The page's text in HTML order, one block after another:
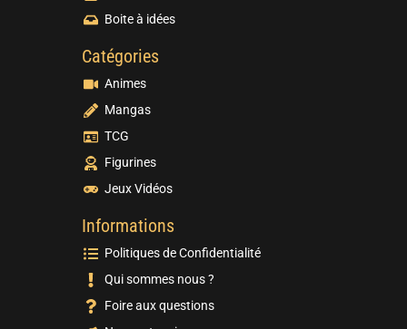
Boite à idées
Catégories
Animes
Mangas
TCG
Figurines
Jeux Vidéos
Informations
Politiques de Confidentialité
Qui sommes nous ?
Foire aux questions